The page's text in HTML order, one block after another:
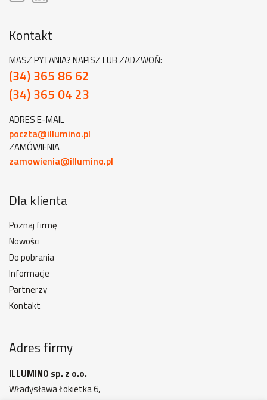
Kontakt
MASZ PYTANIA? NAPISZ LUB ZADZWOŃ:
(34) 365 86 62
(34) 365 04 23
ADRES E-MAIL
poczta@illumino.pl
ZAMÓWIENIA
zamowienia@illumino.pl
Dla klienta
Poznaj firmę
Nowości
Do pobrania
Informacje
Partnerzy
Kontakt
Adres firmy
ILLUMINO sp. z o.o.
Władysława Łokietka 6,